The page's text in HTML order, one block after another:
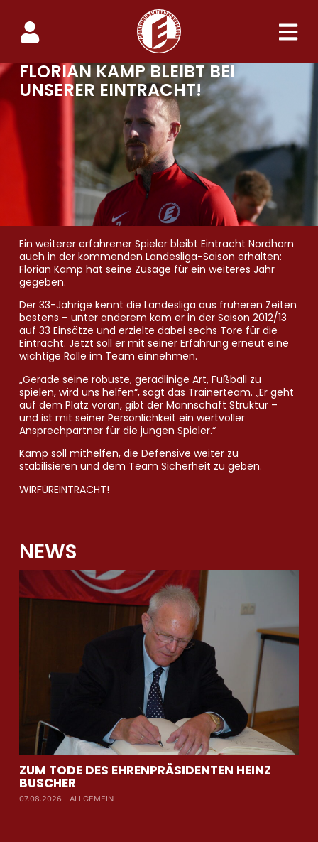
FLORIAN KAMP BLEIBT BEI
UNSERER EINTRACHT!
Ein weiterer erfahrener Spieler bleibt Eintracht Nordhorn
auch in der kommenden Landesliga-Saison erhalten:
Florian Kamp hat seine Zusage für ein weiteres Jahr
gegeben.
Der 33-Jährige kennt die Landesliga aus früheren Zeiten
bestens – unter anderem kam er in der Saison 2012/13
auf 33 Einsätze und erzielte dabei sechs Tore für die
Eintracht. Jetzt soll er mit seiner Erfahrung erneut eine
wichtige Rolle im Team einnehmen.
„Gerade seine robuste, geradlinige Art, Fußball zu
spielen, wird uns helfen“, sagt das Trainerteam. „Er geht
auf dem Platz voran, gibt der Mannschaft Struktur –
und ist mit seiner Persönlichkeit ein wertvoller
Ansprechpartner für die jungen Spieler.“
Kamp soll mithelfen, die Defensive weiter zu
stabilisieren und dem Team Sicherheit zu geben.
WIRFÜREINTRACHT!
NEWS
ZUM TODE DES EHRENPRÄSIDENTEN HEINZ
BUSCHER
07.08.2026 ALLGEMEIN